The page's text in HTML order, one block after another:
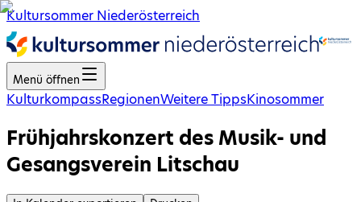
Kultursommer Niederösterreich
Menü öffnen
KulturkompassRegionenWeitere TippsKinosommer
Frühjahrskonzert des Musik- und
Gesangsverein Litschau